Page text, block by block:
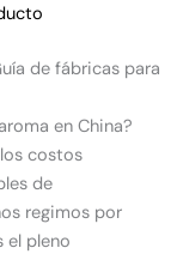
de fábricas para
en China?
costos
de
regimos por
el pleno